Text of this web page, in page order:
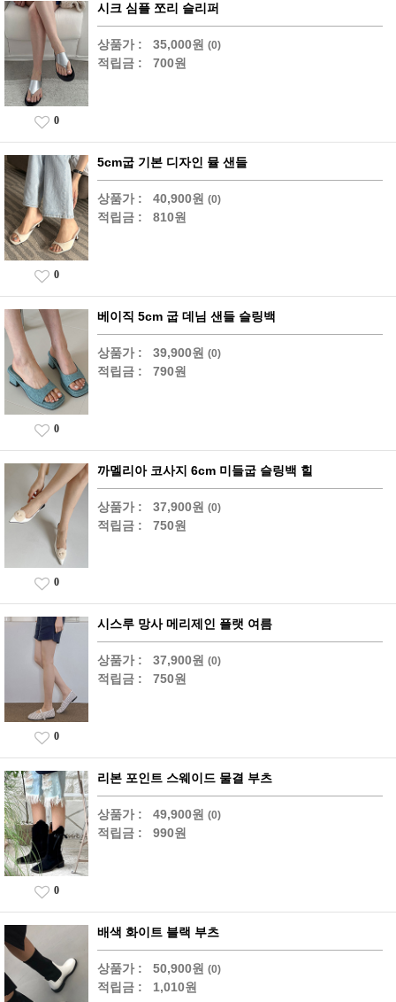
시크 심플 쪼리 슬리퍼
상품가 : 35,000원 (0)
적립금 : 700원
0
5cm굽 기본 디자인 뮬 샌들
상품가 : 40,900원 (0)
적립금 : 810원
0
베이직 5cm 굽 데님 샌들 슬링백
상품가 : 39,900원 (0)
적립금 : 790원
0
까멜리아 코사지 6cm 미들굽 슬링백 힐
상품가 : 37,900원 (0)
적립금 : 750원
0
시스루 망사 메리제인 플랫 여름
상품가 : 37,900원 (0)
적립금 : 750원
0
리본 포인트 스웨이드 물결 부츠
상품가 : 49,900원 (0)
적립금 : 990원
0
배색 화이트 블랙 부츠
상품가 : 50,900원 (0)
적립금 : 1,010원